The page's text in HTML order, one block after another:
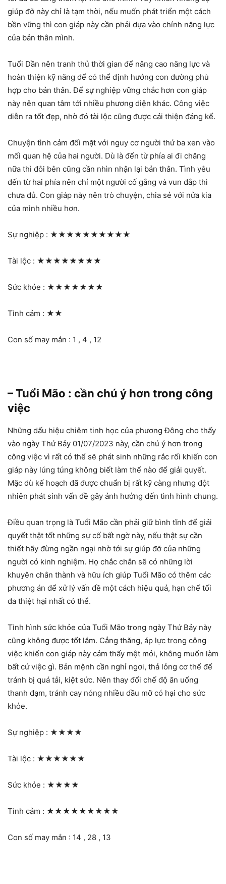
giúp đỡ này chỉ là tạm thời, nếu muốn phát triển một cách
bền vững thì con giáp này cần phải dựa vào chính năng lực
của bản thân mình.
Tuổi Dần nên tranh thủ thời gian để nâng cao năng lực và
hoàn thiện kỹ năng để có thể định hướng con đường phù
hợp cho bản thân. Để sự nghiệp vững chắc hơn con giáp
này nên quan tâm tới nhiều phương diện khác. Công việc
diễn ra tốt đẹp, nhờ đó tài lộc cũng được cải thiện đáng kể.
Chuyện tình cảm đối mặt với nguy cơ người thứ ba xen vào
mối quan hệ của hai người. Dù là đến từ phía ai đi chăng
nữa thì đôi bên cũng cần nhìn nhận lại bản thân. Tình yêu
đến từ hai phía nên chỉ một người cố gắng và vun đắp thì
chưa đủ. Con giáp này nên trò chuyện, chia sẻ với nửa kia
của mình nhiều hơn.
Sự nghiệp : ★★★★★★★★★★
Tài lộc : ★★★★★★★★
Sức khỏe : ★★★★★★★
Tình cảm : ★★
Con số may mắn : 1 , 4 , 12
– Tuổi Mão : cần chú ý hơn trong công
việc
Những dấu hiệu chiêm tinh học của phương Đông cho thấy
vào ngày Thứ Bảy 01/07/2023 này, cần chú ý hơn trong
công việc vì rất có thể sẽ phát sinh những rắc rối khiến con
giáp này lúng túng không biết làm thế nào để giải quyết.
Mặc dù kế hoạch đã được chuẩn bị rất kỹ càng nhưng đột
nhiên phát sinh vấn đề gây ảnh hưởng đến tình hình chung.
Điều quan trọng là Tuổi Mão cần phải giữ bình tĩnh để giải
quyết thật tốt những sự cố bất ngờ này, nếu thật sự cần
thiết hãy đừng ngần ngại nhờ tới sự giúp đỡ của những
người có kinh nghiệm. Họ chắc chắn sẽ có những lời
khuyên chân thành và hữu ích giúp Tuổi Mão có thêm các
phương án để xử lý vấn đề một cách hiệu quả, hạn chế tối
đa thiệt hại nhất có thể.
Tình hình sức khỏe của Tuổi Mão trong ngày Thứ Bảy này
cũng không được tốt lắm. Cẳng thăng, áp lực trong công
việc khiến con giáp này cảm thấy mệt mỏi, không muốn làm
bất cứ việc gì. Bản mệnh cần nghỉ ngơi, thả lỏng cơ thể để
tránh bị quá tải, kiệt sức. Nên thay đổi chế độ ăn uống
thanh đạm, tránh cay nóng nhiều dầu mỡ có hại cho sức
khỏe.
Sự nghiệp : ★★★★
Tài lộc : ★★★★★★
Sức khỏe : ★★★★
Tình cảm : ★★★★★★★★★
Con số may mắn : 14 , 28 , 13